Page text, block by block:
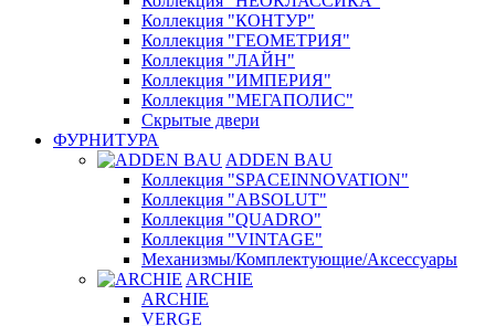
Коллекция "КОНТУР"
Коллекция "ГЕОМЕТРИЯ"
Коллекция "ЛАЙН"
Коллекция "ИМПЕРИЯ"
Коллекция "МЕГАПОЛИС"
Скрытые двери
ФУРНИТУРА
ADDEN BAU
Коллекция "SPACEINNOVATION"
Коллекция "ABSOLUT"
Коллекция "QUADRO"
Коллекция "VINTAGE"
Механизмы/Комплектующие/Аксессуары
ARCHIE
ARCHIE
VERGE